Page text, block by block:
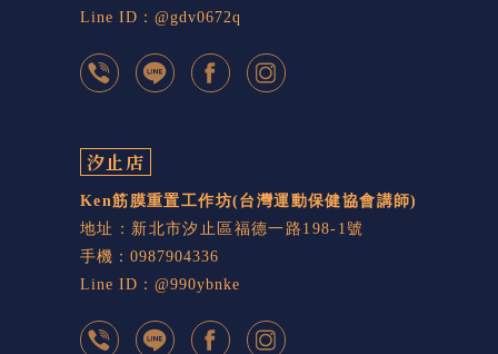
Line ID：@gdv0672q
汐止店
Ken筋膜重置工作坊(台灣運動保健協會講師)
地址：新北市汐止區福德一路198-1號
手機：0987904336
Line ID：@990ybnke